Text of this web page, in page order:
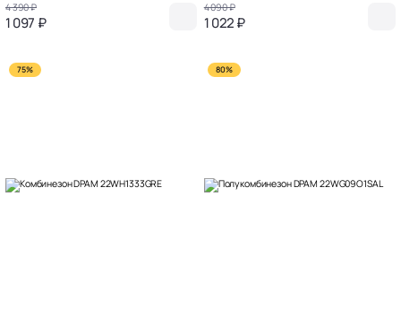
4 390 ₽
1 097 ₽
4 090 ₽
1 022 ₽
75% 80%